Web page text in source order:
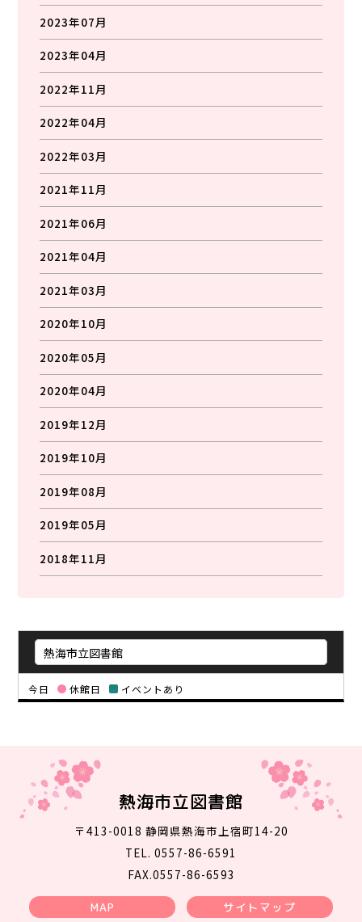
今日 休館日 イベントあり
2023年07月
2023年04月
2022年11月
2022年04月
2022年03月
2021年11月
2021年06月
2021年04月
2021年03月
2020年10月
2020年05月
2020年04月
2019年12月
2019年10月
2019年08月
2019年05月
2018年11月
熱海市立図書館
〒413-0018 静岡県熱海市上宿町14-20
TEL. 0557-86-6591
FAX.0557-86-6593
MAP サイトマップ